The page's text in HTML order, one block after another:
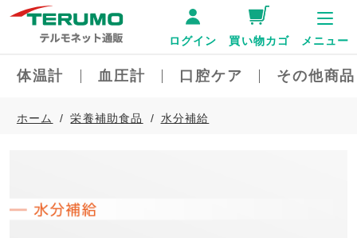
体温計 血圧計 口腔ケア その他商
ログイン 買い物カゴ メニュー
ホーム 栄養補助食品 水分補給